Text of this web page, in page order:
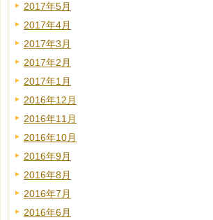
2017年5月
2017年4月
2017年3月
2017年2月
2017年1月
2016年12月
2016年11月
2016年10月
2016年9月
2016年8月
2016年7月
2016年6月